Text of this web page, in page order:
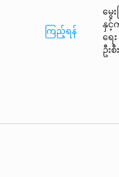
ကြည့်ရန်
မွေး
နှ
ရေး
ဦးစီ